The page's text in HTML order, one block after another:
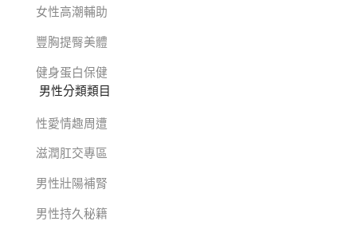
女性高潮輔助
豐胸提臀美體
健身蛋白保健
男性分類類目
性愛情趣周遭
滋潤肛交專區
男性壯陽補腎
男性持久秘籍